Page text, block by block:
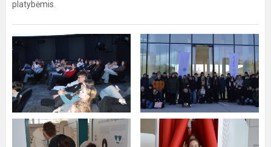
platybėmis.